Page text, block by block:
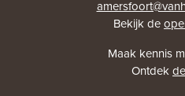
Bekijk de
Maak kennis
Ontdek